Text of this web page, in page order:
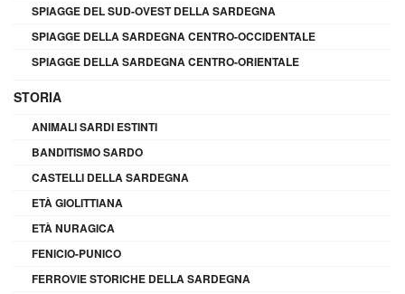
SPIAGGE DEL SUD-OVEST DELLA SARDEGNA
SPIAGGE DELLA SARDEGNA CENTRO-OCCIDENTALE
SPIAGGE DELLA SARDEGNA CENTRO-ORIENTALE
STORIA
ANIMALI SARDI ESTINTI
BANDITISMO SARDO
CASTELLI DELLA SARDEGNA
ETÀ GIOLITTIANA
ETÀ NURAGICA
FENICIO-PUNICO
FERROVIE STORICHE DELLA SARDEGNA